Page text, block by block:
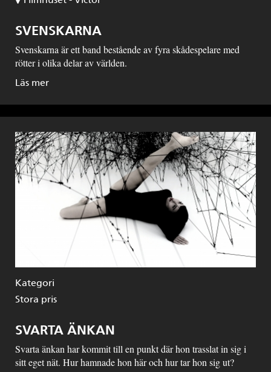
SVENSKARNA
Svenskarna är ett band bestående av fyra skådespelare med
rötter i olika delar av världen.
Läs mer
Kategori
Stora pris
SVARTA ÄNKAN
Svarta änkan har kommit till en punkt där hon trasslat in sig i
sitt eget nät. Hur hamnade hon här och hur tar hon sig ut?